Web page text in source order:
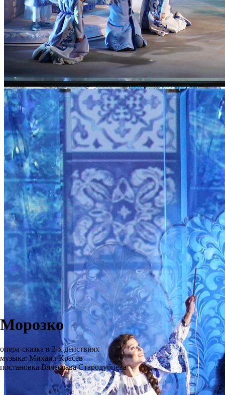
Морозко
опера-сказка в 2-х действиях
музыка: Михаил Красев
постановка Вячеслава Стародубцева